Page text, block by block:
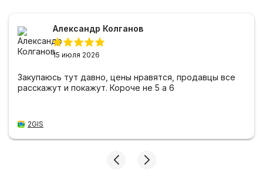
Александр Колганов
15 июля 2026
Закупаюсь тут давно, цены нравятся, продавцы все
расскажут и покажут. Короче не 5 а 6
2GIS